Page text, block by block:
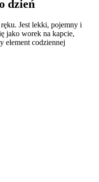
dzień
Jest lekki, pojemny i
jako worek na kapcie,
element codziennej